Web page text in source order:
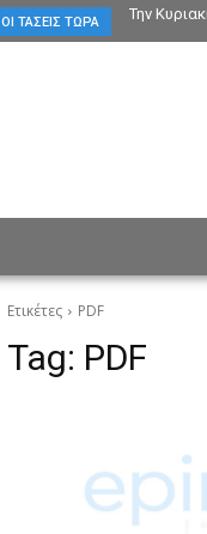
ΟΙ ΤΆΣΕΙΣ ΤΏΡΑ Την
Ετικέτες PDF
Tag: PDF